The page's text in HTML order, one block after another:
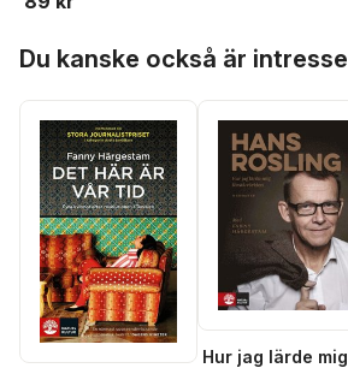
Du kanske också är
Hur jag lärde mig